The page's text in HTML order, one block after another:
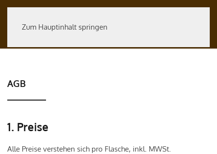
Zum Hauptinhalt springen
AGB
1. Preise
Alle Preise verstehen sich pro Flasche, inkl. MWSt.